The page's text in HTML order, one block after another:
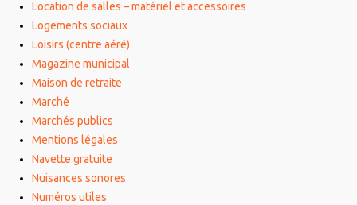
Location de salles – matériel et accessoires
Logements sociaux
Loisirs (centre aéré)
Magazine municipal
Maison de retraite
Marché
Marchés publics
Mentions légales
Navette gratuite
Nuisances sonores
Numéros utiles